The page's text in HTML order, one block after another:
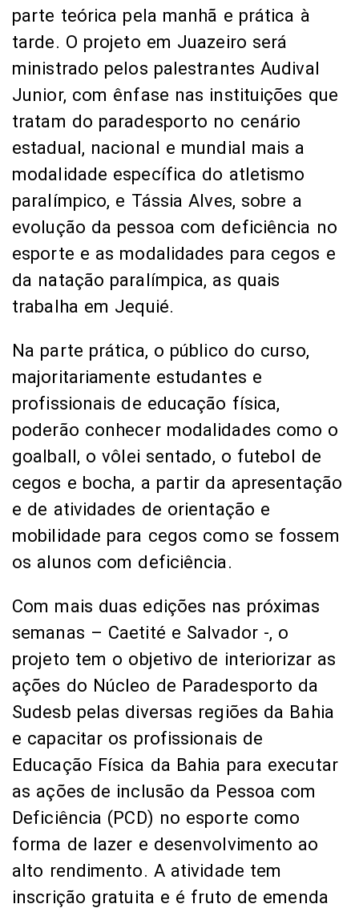
parte teórica pela manhã e prática à
tarde. O projeto em Juazeiro será
ministrado pelos palestrantes Audival
Junior, com ênfase nas instituições que
tratam do paradesporto no cenário
estadual, nacional e mundial mais a
modalidade específica do atletismo
paralímpico, e Tássia Alves, sobre a
evolução da pessoa com deficiência no
esporte e as modalidades para cegos e
da natação paralímpica, as quais
trabalha em Jequié.
Na parte prática, o público do curso,
majoritariamente estudantes e
profissionais de educação física,
poderão conhecer modalidades como o
goalball, o vôlei sentado, o futebol de
cegos e bocha, a partir da apresentação
e de atividades de orientação e
mobilidade para cegos como se fossem
os alunos com deficiência.
Com mais duas edições nas próximas
semanas – Caetité e Salvador -, o
projeto tem o objetivo de interiorizar as
ações do Núcleo de Paradesporto da
Sudesb pelas diversas regiões da Bahia
e capacitar os profissionais de
Educação Física da Bahia para executar
as ações de inclusão da Pessoa com
Deficiência (PCD) no esporte como
forma de lazer e desenvolvimento ao
alto rendimento. A atividade tem
inscrição gratuita e é fruto de emenda